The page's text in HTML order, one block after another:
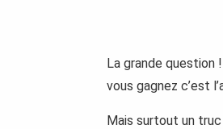
La grande question
vous gagnez c’est
Mais surtout un